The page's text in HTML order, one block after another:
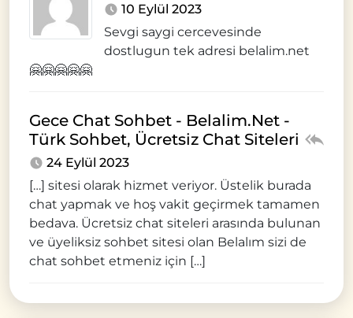
10 Eylül 2023
Sevgi saygi cercevesinde
dostlugun tek adresi belalim.net
🤗🤗🤗🤗🤗
Gece Chat Sohbet - Belalim.Net -
Türk Sohbet, Ücretsiz Chat Siteleri
24 Eylül 2023
[…] sitesi olarak hizmet veriyor. Üstelik burada
chat yapmak ve hoş vakit geçirmek tamamen
bedava. Ücretsiz chat siteleri arasında bulunan
ve üyeliksiz sohbet sitesi olan Belalım sizi de
chat sohbet etmeniz için […]